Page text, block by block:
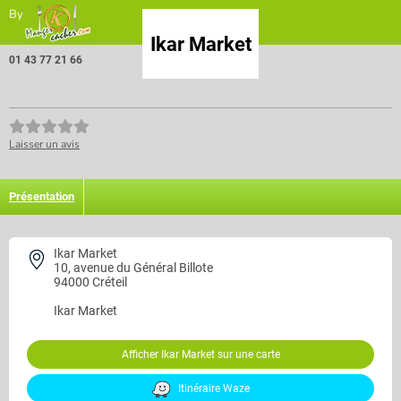
By
Ikar Market
01 43 77 21 66
Laisser un avis
Présentation
Ikar Market
10, avenue du Général Billote
94000 Créteil
Ikar Market
Afficher Ikar Market sur une carte
Itinéraire Waze